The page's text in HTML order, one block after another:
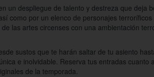
un despliegue de talento y destreza que deja
como por un elenco de personajes
las artes circenses con una ambientación
sustos que te harán saltar de tu asiento
e inolvidable. Reserva tus entradas cuanto
de la temporada.